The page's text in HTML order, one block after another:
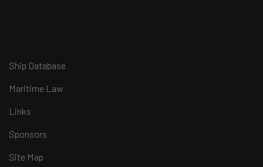
Ship Database
Maritime Law
Links
Sponsors
Site Map